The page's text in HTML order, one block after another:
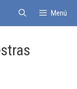
Menú